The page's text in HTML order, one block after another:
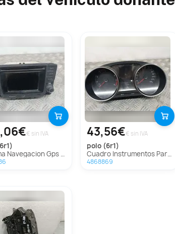
€ sin IVA
Gps Para Volkswagen Polo
43,56€€ sin IVA
polo (6r1)
Cuadro Instrumentos Para Volkswagen Polo
4868869